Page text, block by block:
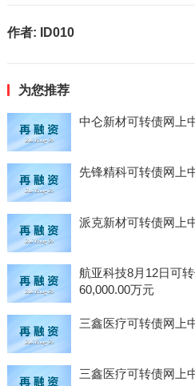
作者: ID010
为您推荐
中仑新材可转债网上
先锋精科可转债网上
派克新材可转债网上
航亚科技8月12日可
60,000.00万元
三鑫医疗可转债网上
三鑫医疗可转债网上